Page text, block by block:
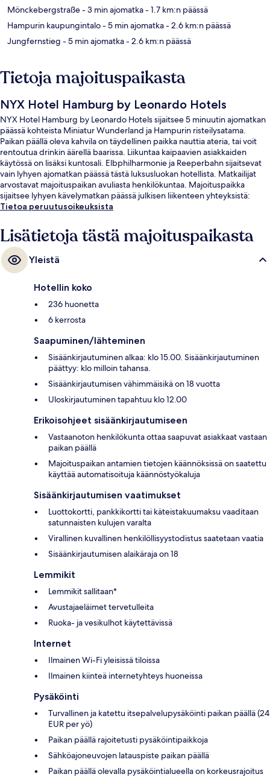
Mönckebergstraße- 3 min ajomatka- 1.7 km:n päässä
Hampurin kaupungintalo- 5 min ajomatka- 2.6 km:n päässä
Jungfernstieg - 5 min ajomatka- 2.6 km:n päässä
Tietoja majoituspaikasta
NYX Hotel Hamburg by Leonardo Hotels
NYX Hotel Hamburg by Leonardo Hotels sijaitsee 5 minuutin ajomatkan
päässä kohteista Miniatur Wunderland ja Hampurin risteilysatama.
Paikan päällä oleva kahvila on täydellinen paikka nauttia ateria, tai voit
rentoutua drinkin äärellä baarissa. Liikuntaa kaipaavien asiakkaiden
käytössä on lisäksi kuntosali. Elbphilharmonie ja Reeperbahn sijaitsevat
vain lyhyen ajomatkan päässä tästä luksusluokan hotellista. Matkailijat
arvostavat majoituspaikan avuliasta henkilökuntaa. Majoituspaikka
sijaitsee lyhyen kävelymatkan päässä julkisen liikenteen yhteyksistä:
Hammerbrookin S-Bahn-asema sijaitsee 4 minuutin ja Berliner Torin
Tietoa peruutusoikeuksista
Lisätietoja tästä majoituspaikasta
Yleistä
Hotellin koko
236 huonetta
6 kerrosta
Saapuminen/lähteminen
Sisäänkirjautuminen alkaa: klo 15.00. Sisäänkirjautuminen
päättyy: klo milloin tahansa.
Sisäänkirjautumisen vähimmäisikä on 18 vuotta
Uloskirjautuminen tapahtuu klo 12.00
Erikoisohjeet sisäänkirjautumiseen
Vastaanoton henkilökunta ottaa saapuvat asiakkaat vastaan
paikan päällä
Majoituspaikan antamien tietojen käännöksissä on saatettu
käyttää automatisoituja käännöstyökaluja
Sisäänkirjautumisen vaatimukset
Luottokortti, pankkikortti tai käteistakuumaksu vaaditaan
satunnaisten kulujen varalta
Virallinen kuvallinen henkilöllisyystodistus saatetaan vaatia
Sisäänkirjautumisen alaikäraja on 18
Lemmikit
Lemmikit sallitaan*
Avustajaeläimet tervetulleita
Ruoka- ja vesikulhot käytettävissä
Internet
Ilmainen Wi-Fi yleisissä tiloissa
Ilmainen kiinteä internetyhteys huoneissa
Pysäköinti
Turvallinen ja katettu itsepalvelupysäköinti paikan päällä (24
EUR per yö)
Paikan päällä rajoitetusti pysäköintipaikkoja
Sähköajoneuvojen latauspiste paikan päällä
Paikan päällä olevalla pysäköintialueella on korkeusrajoitus